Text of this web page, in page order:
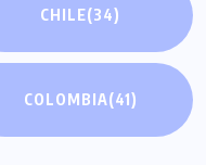
CHILE(34)
COLOMBIA(41)